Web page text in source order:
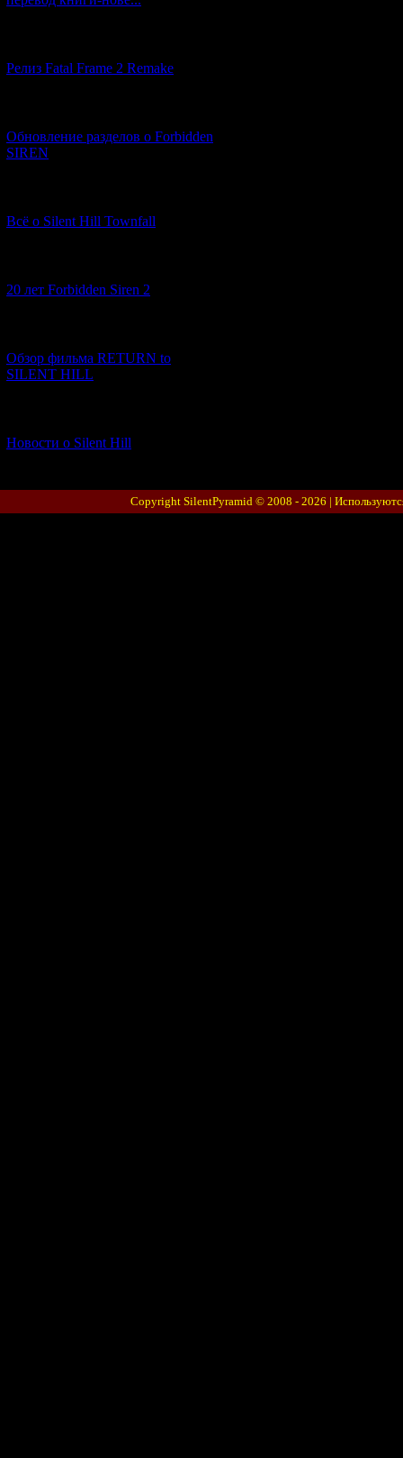
Релиз Fatal Frame 2 Remake
Обновление разделов о Forbidden
SIREN
Всё о Silent Hill Townfall
20 лет Forbidden Siren 2
Обзор фильма RETURN to
SILENT HILL
Новости о Silent Hill
Copyright SilentPyramid © 2008 - 2026 |